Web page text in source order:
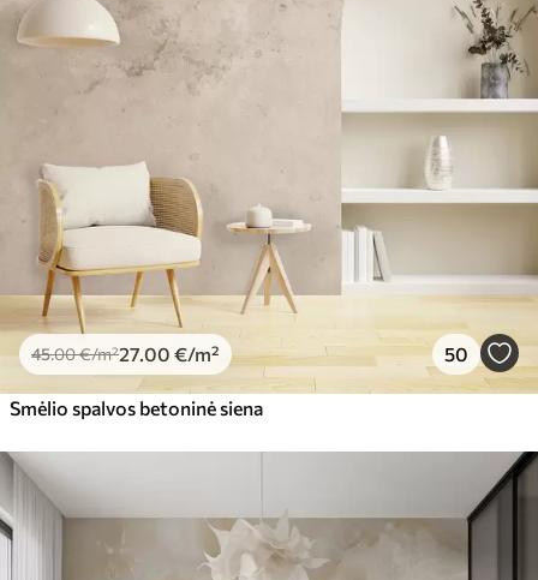
45.00€/m²27.00 €/m² 50
Smėlio spalvos betoninė siena